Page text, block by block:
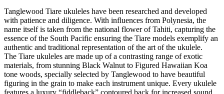
Tanglewood Tiare ukuleles have been researched and developed
with patience and diligence. With influences from Polynesia, the
name itself is taken from the national flower of Tahiti, capturing the
essence of the South Pacific ensuring the Tiare models exemplify an
authentic and traditional representation of the art of the ukulele.
The Tiare ukuleles are made up of a contrasting range of exotic
materials, from stunning Black Walnut to Figured Hawaiian Koa
tone woods, specially selected by Tanglewood to have beautiful
figuring in the grain to make each instrument unique. Every ukulele
features a luxury “fiddleback” contoured back for increased sound